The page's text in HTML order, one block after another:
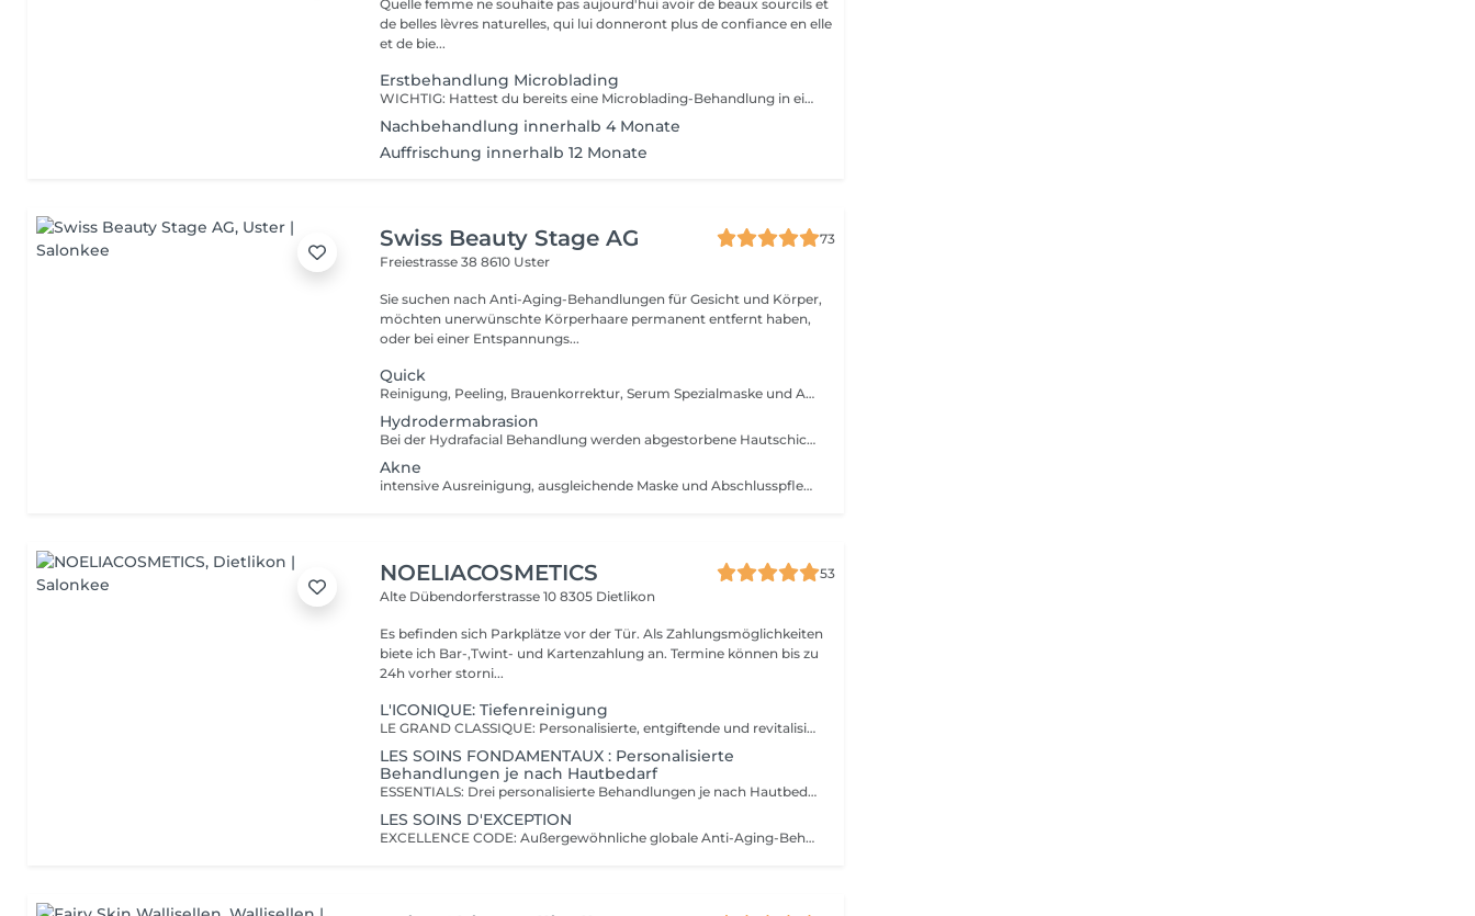
Quelle femme ne souhaite pas aujourd'hui avoir de beaux sourcils et
de belles lèvres naturelles, qui lui donneront plus de confiance en elle
et de bie...
Erstbehandlung Microblading
WICHTIG: Hattest du bereits eine Microblading-Behandlung in einem anderen Studio? Dann sende uns bitte vorab ein klares Foto deiner Brauen per WhatsApp zu, damit wir individuell prüfen können, ob und wie eine neue Behandlung möglich ist. WhatsApp: 076 706 15 13 Microblading ermöglicht ein äußerst natürliches Ergebnis der Pigmentierung. Mit einem speziellen Stift bringe ich die Farbe in die Haut ein, wodurch fein pigmentierte Härchen entstehen. Das Ergebnis sind geformte, definierte und leicht dichtere Augenbrauen. Einen schönen dezenten Alltags-Look! Die Haltbarkeit von Microblading beträgt in der Regel 1-3 Jahre. Die genaue Haltbarkeit variiert je nach Hautbeschaffenheit, Stoffwechselprozessen und Nachpflege. Daher kann keine genaue Auskunft oder Garantie über die Haltbarkeit gegeben werden.
Nachbehandlung innerhalb 4 Monate
Auffrischung innerhalb 12 Monate
Swiss Beauty Stage AG
73
Freiestrasse 388610 Uster
Sie suchen nach Anti-Aging-Behandlungen für Gesicht und Körper,
möchten unerwünschte Körperhaare permanent entfernt haben,
oder bei einer Entspannungs...
Quick
Reinigung, Peeling, Brauenkorrektur, Serum Spezialmaske und Abschlusspflege.
Hydrodermabrasion
Bei der Hydrafacial Behandlung werden abgestorbene Hautschichten sanft abgetragen. Die Haut wird porentief gereinigt und intensiv durch Feuchtigkeitsseren befeuchtet. Die Erneuerung der Hautzellen wird aktiviert, und es verhilft zu einem schöneren Hautbild. Eine kühlende Hyaluronkeitsmaske bildet den Abschluss. Die Behandlung ist nicht invasiv, daher haben Sie keine Ausfallzeit. Sie sollten die Haut danach 1 Woche lang mit SPF 50 schützen. Vermeiden Sie für 24h Sauna und Sport.
Akne
intensive Ausreinigung, ausgleichende Maske und Abschlusspflege
NOELIACOSMETICS
53
Alte Dübendorferstrasse 108305 Dietlikon
Es befinden sich Parkplätze vor der Tür. Als Zahlungsmöglichkeiten
biete ich Bar-,Twint- und Kartenzahlung an. Termine können bis zu
24h vorher storni...
L'ICONIQUE: Tiefenreinigung
LE GRAND CLASSIQUE: Personalisierte, entgiftende und revitalisierende aromatische Behandlung, rund um eine Tiefenreinigung in 5 exklusiven Phasen. Inklusive die Ausreinigung, Brauenkorrektur und fakultatives Wimpern- oder Brauenfärben
LES SOINS FONDAMENTAUX : Personalisierte
Behandlungen je nach Hautbedarf
ESSENTIALS: Drei personalisierte Behandlungen je nach Hautbedarf: dehydrierte Haut (HYDRALESSENCE), unterernährte Haut, trockene bis sehr trockene Haut. (NUTRILESSENCE) oder empfindliche Haut mit Rötungen (CALMESSENCE). JEUNESSE: Drei personalisierte Anti-Aging-Behandlungen, um erste Falten zu glätten (ELASTINE), tiefe Falten aufzufüllen (TIME RESIST) oder das Gesichtsoval zu straffen (OPTIMIZER). Inklusive die Ausreinigung und Brauenkorrektur.
LES SOINS D'EXCEPTION
EXCELLENCE CODE: Außergewöhnliche globale Anti-Aging-Behandlung, Energiepunkte, Premium-Biozellulose-Maske.